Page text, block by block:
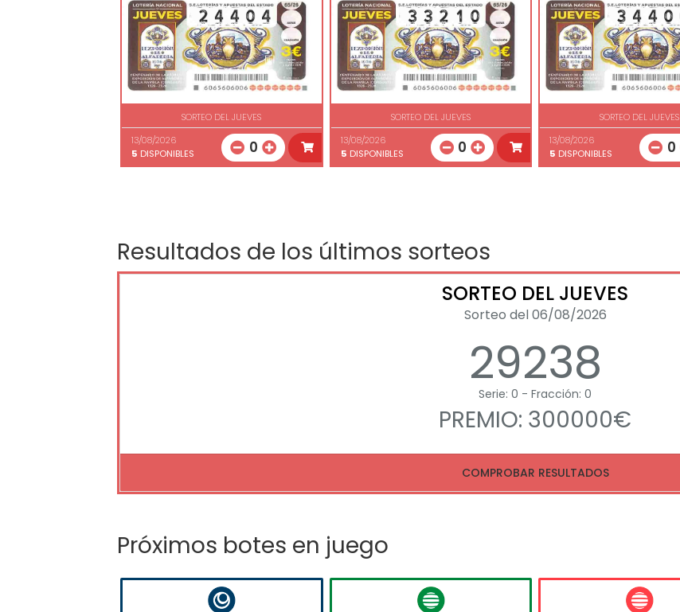
SORTEO DEL JUEVES
13/08/2026
5 DISPONIBLES 0
SORTEO DEL JUEVES
13/08/2026
5 DISPONIBLES 0
SORTEO DEL JUEVES
13/08/2026
5 DISPONIBLES 0
Resultados de los últimos sorteos
SORTEO DEL JUEVES
Sorteo del 06/08/2026
29238
Serie: 0 - Fracción: 0
PREMIO: 300000€
COMPROBAR RESULTADOS
Próximos botes en juego